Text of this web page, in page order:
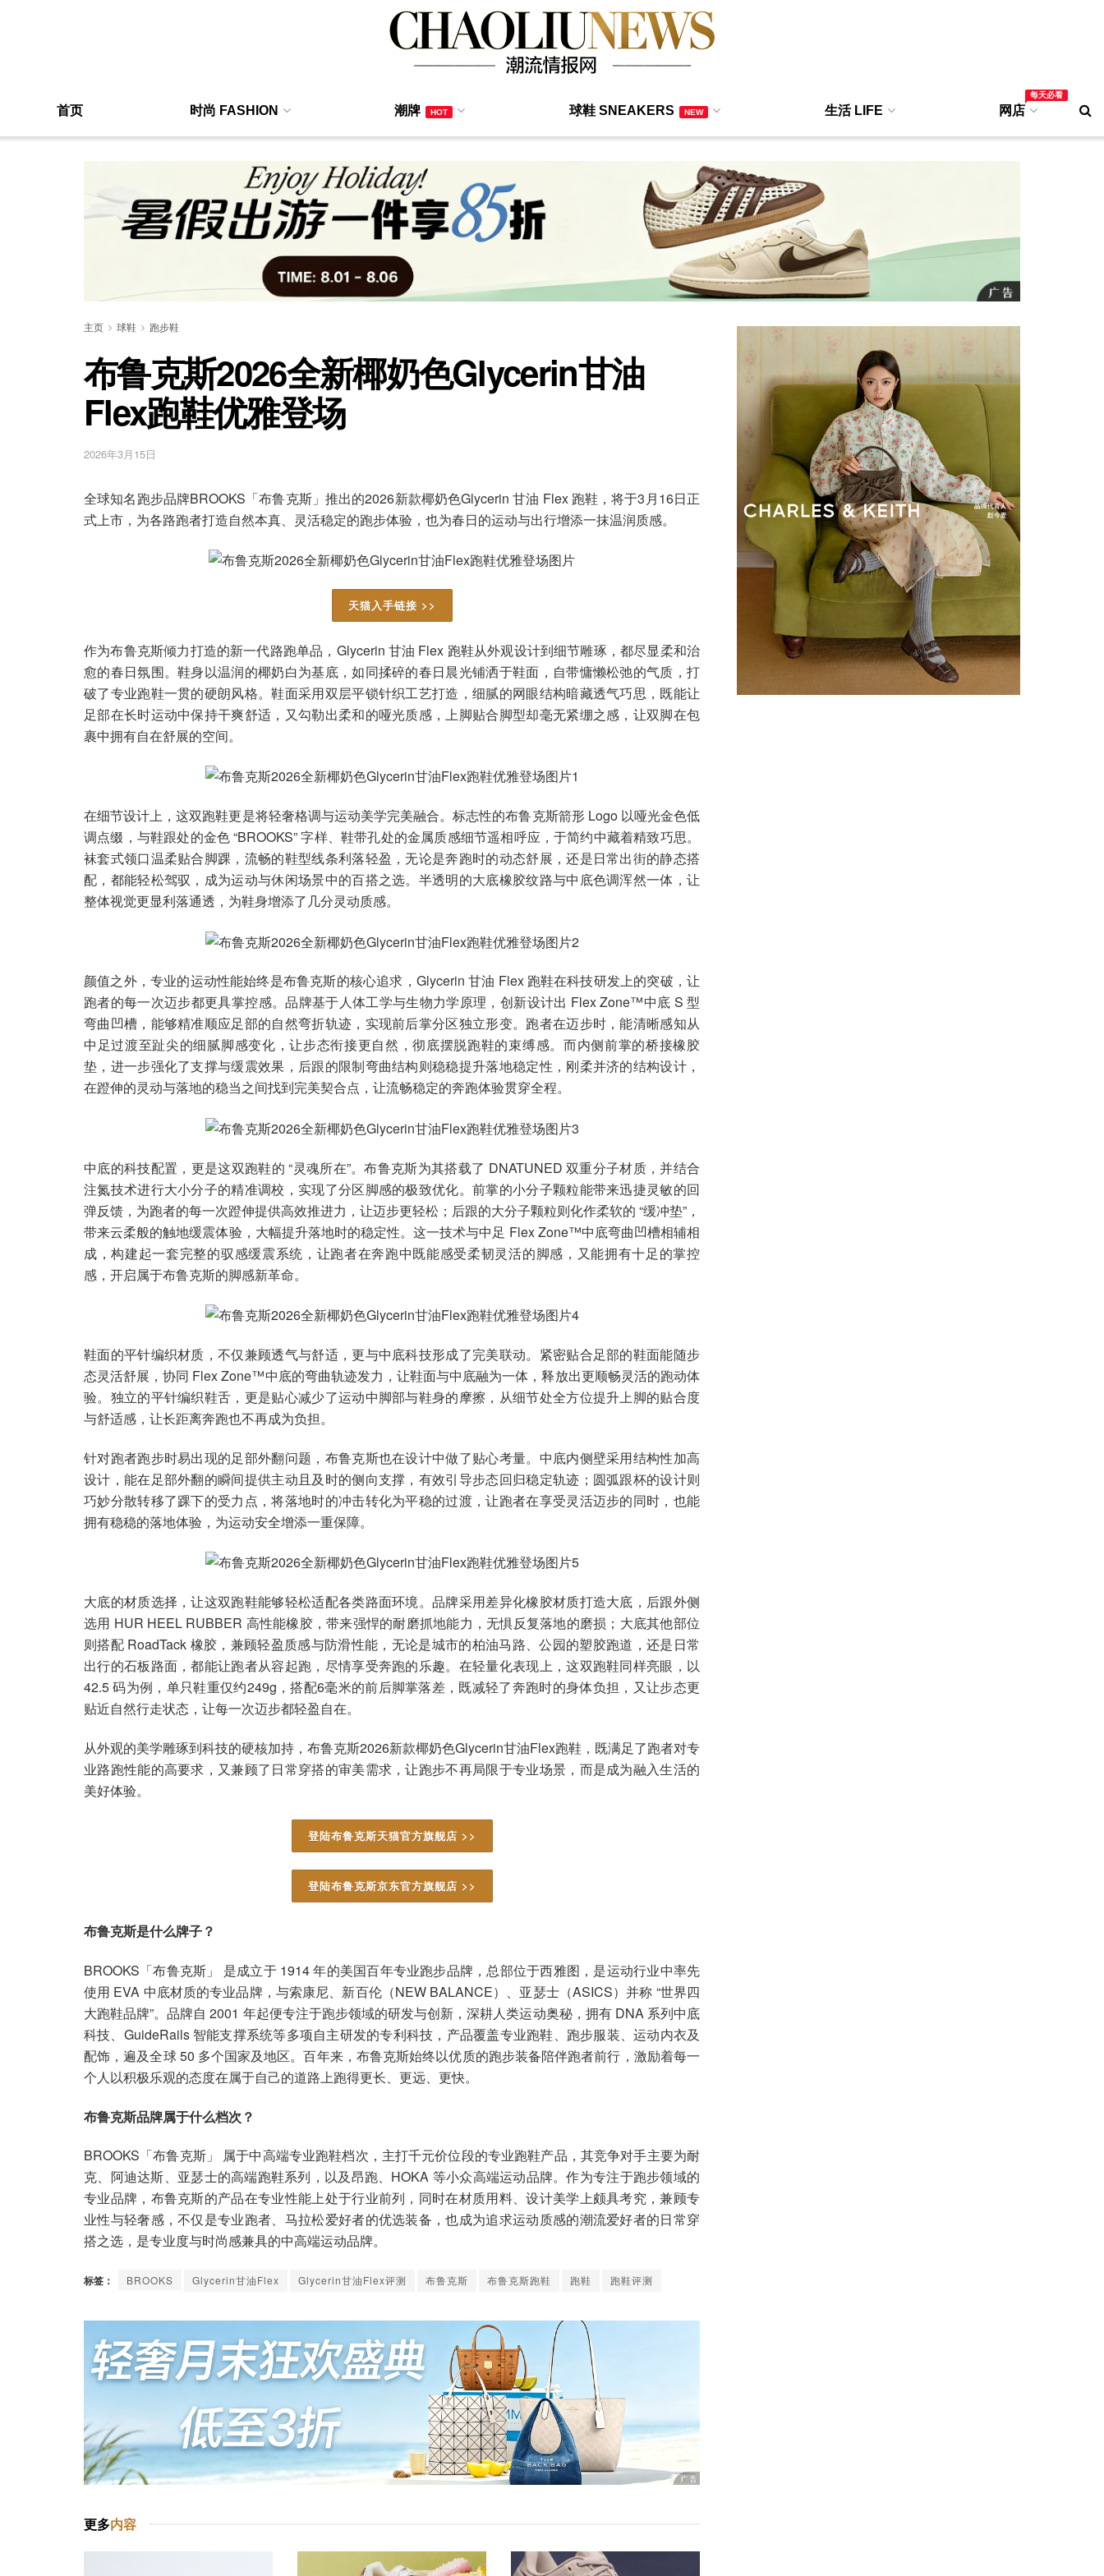
首页 时尚 FASHION 潮牌 HOT 球鞋 SNEAKERS NEW 生活 LIFE 网店
每天必看
主页 球鞋 跑步鞋
布鲁克斯2026全新椰奶色Glycerin甘油
Flex跑鞋优雅登场
2026年3月15日
全球知名跑步品牌BROOKS「布鲁克斯」推出的2026新款椰奶色Glycerin 甘油 Flex 跑鞋，将于3月16日正
式上市，为各路跑者打造自然本真、灵活稳定的跑步体验，也为春日的运动与出行增添一抹温润质感。
天猫入手链接 >>
作为布鲁克斯倾力打造的新一代路跑单品，Glycerin 甘油 Flex 跑鞋从外观设计到细节雕琢，都尽显柔和治
愈的春日氛围。鞋身以温润的椰奶白为基底，如同揉碎的春日晨光铺洒于鞋面，自带慵懒松弛的气质，打
破了专业跑鞋一贯的硬朗风格。鞋面采用双层平锁针织工艺打造，细腻的网眼结构暗藏透气巧思，既能让
足部在长时运动中保持干爽舒适，又勾勒出柔和的哑光质感，上脚贴合脚型却毫无紧绷之感，让双脚在包
裹中拥有自在舒展的空间。
在细节设计上，这双跑鞋更是将轻奢格调与运动美学完美融合。标志性的布鲁克斯箭形 Logo 以哑光金色低
调点缀，与鞋跟处的金色 “BROOKS” 字样、鞋带孔处的金属质感细节遥相呼应，于简约中藏着精致巧思。
袜套式领口温柔贴合脚踝，流畅的鞋型线条利落轻盈，无论是奔跑时的动态舒展，还是日常出街的静态搭
配，都能轻松驾驭，成为运动与休闲场景中的百搭之选。半透明的大底橡胶纹路与中底色调浑然一体，让
整体视觉更显利落通透，为鞋身增添了几分灵动质感。
颜值之外，专业的运动性能始终是布鲁克斯的核心追求，Glycerin 甘油 Flex 跑鞋在科技研发上的突破，让
跑者的每一次迈步都更具掌控感。品牌基于人体工学与生物力学原理，创新设计出 Flex Zone™中底 S 型
弯曲凹槽，能够精准顺应足部的自然弯折轨迹，实现前后掌分区独立形变。跑者在迈步时，能清晰感知从
中足过渡至趾尖的细腻脚感变化，让步态衔接更自然，彻底摆脱跑鞋的束缚感。而内侧前掌的桥接橡胶
垫，进一步强化了支撑与缓震效果，后跟的限制弯曲结构则稳稳提升落地稳定性，刚柔并济的结构设计，
在蹬伸的灵动与落地的稳当之间找到完美契合点，让流畅稳定的奔跑体验贯穿全程。
中底的科技配置，更是这双跑鞋的 “灵魂所在”。布鲁克斯为其搭载了 DNATUNED 双重分子材质，并结合
注氮技术进行大小分子的精准调校，实现了分区脚感的极致优化。前掌的小分子颗粒能带来迅捷灵敏的回
弹反馈，为跑者的每一次蹬伸提供高效推进力，让迈步更轻松；后跟的大分子颗粒则化作柔软的 “缓冲垫”，
带来云柔般的触地缓震体验，大幅提升落地时的稳定性。这一技术与中足 Flex Zone™中底弯曲凹槽相辅相
成，构建起一套完整的驭感缓震系统，让跑者在奔跑中既能感受柔韧灵活的脚感，又能拥有十足的掌控
感，开启属于布鲁克斯的脚感新革命。
鞋面的平针编织材质，不仅兼顾透气与舒适，更与中底科技形成了完美联动。紧密贴合足部的鞋面能随步
态灵活舒展，协同 Flex Zone™中底的弯曲轨迹发力，让鞋面与中底融为一体，释放出更顺畅灵活的跑动体
验。独立的平针编织鞋舌，更是贴心减少了运动中脚部与鞋身的摩擦，从细节处全方位提升上脚的贴合度
与舒适感，让长距离奔跑也不再成为负担。
针对跑者跑步时易出现的足部外翻问题，布鲁克斯也在设计中做了贴心考量。中底内侧壁采用结构性加高
设计，能在足部外翻的瞬间提供主动且及时的侧向支撑，有效引导步态回归稳定轨迹；圆弧跟杯的设计则
巧妙分散转移了踝下的受力点，将落地时的冲击转化为平稳的过渡，让跑者在享受灵活迈步的同时，也能
拥有稳稳的落地体验，为运动安全增添一重保障。
大底的材质选择，让这双跑鞋能够轻松适配各类路面环境。品牌采用差异化橡胶材质打造大底，后跟外侧
选用 HUR HEEL RUBBER 高性能橡胶，带来强悍的耐磨抓地能力，无惧反复落地的磨损；大底其他部位
则搭配 RoadTack 橡胶，兼顾轻盈质感与防滑性能，无论是城市的柏油马路、公园的塑胶跑道，还是日常
出行的石板路面，都能让跑者从容起跑，尽情享受奔跑的乐趣。在轻量化表现上，这双跑鞋同样亮眼，以
42.5 码为例，单只鞋重仅约249g，搭配6毫米的前后脚掌落差，既减轻了奔跑时的身体负担，又让步态更
贴近自然行走状态，让每一次迈步都轻盈自在。
从外观的美学雕琢到科技的硬核加持，布鲁克斯2026新款椰奶色Glycerin甘油Flex跑鞋，既满足了跑者对专
业路跑性能的高要求，又兼顾了日常穿搭的审美需求，让跑步不再局限于专业场景，而是成为融入生活的
美好体验。
登陆布鲁克斯天猫官方旗舰店 >>
登陆布鲁克斯京东官方旗舰店 >>
布鲁克斯是什么牌子？
BROOKS「布鲁克斯」 是成立于 1914 年的美国百年专业跑步品牌，总部位于西雅图，是运动行业中率先
使用 EVA 中底材质的专业品牌，与索康尼、新百伦（NEW BALANCE）、亚瑟士（ASICS）并称 “世界四
大跑鞋品牌”。品牌自 2001 年起便专注于跑步领域的研发与创新，深耕人类运动奥秘，拥有 DNA 系列中底
科技、GuideRails 智能支撑系统等多项自主研发的专利科技，产品覆盖专业跑鞋、跑步服装、运动内衣及
配饰，遍及全球 50 多个国家及地区。百年来，布鲁克斯始终以优质的跑步装备陪伴跑者前行，激励着每一
个人以积极乐观的态度在属于自己的道路上跑得更长、更远、更快。
布鲁克斯品牌属于什么档次？
BROOKS「布鲁克斯」 属于中高端专业跑鞋档次，主打千元价位段的专业跑鞋产品，其竞争对手主要为耐
克、阿迪达斯、亚瑟士的高端跑鞋系列，以及昂跑、HOKA 等小众高端运动品牌。作为专注于跑步领域的
专业品牌，布鲁克斯的产品在专业性能上处于行业前列，同时在材质用料、设计美学上颇具考究，兼顾专
业性与轻奢感，不仅是专业跑者、马拉松爱好者的优选装备，也成为追求运动质感的潮流爱好者的日常穿
搭之选，是专业度与时尚感兼具的中高端运动品牌。
标签： BROOKS Glycerin甘油Flex Glycerin甘油Flex评测 布鲁克斯 布鲁克斯跑鞋 跑鞋 跑鞋评测
更多内容